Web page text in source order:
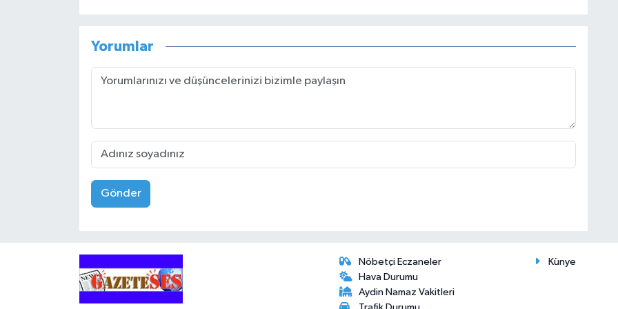
Yorumlar
Gönder
Nöbetçi Eczaneler
Hava Durumu
Aydin Namaz Vakitleri
Künye